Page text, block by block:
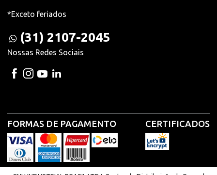
*Exceto feriados
(31) 2107-2045
Nossas Redes Sociais
FORMAS DE PAGAMENTO CERTIFICADOS